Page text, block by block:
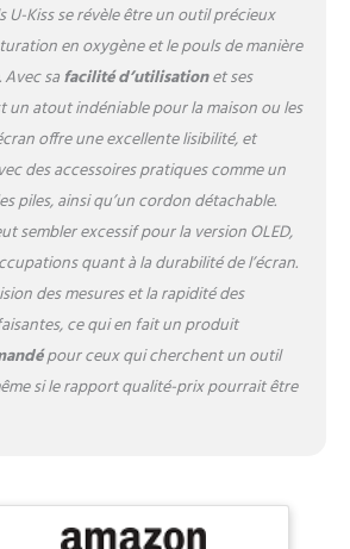
U-Kiss se révèle être un outil précieux
en oxygène et le pouls de manière
safacilité d’utilisationet ses
un atout indéniable pour la maison ou les
offre une excellente lisibilité, et
des accessoires pratiques comme un
piles, ainsi qu’un cordon détachable.
sembler excessif pour la version OLED,
quant à la durabilité de l’écran.
des mesures et la rapidité des
ce qui en fait un produit
pour ceux qui cherchent un outil
si le rapport qualité-prix pourrait être